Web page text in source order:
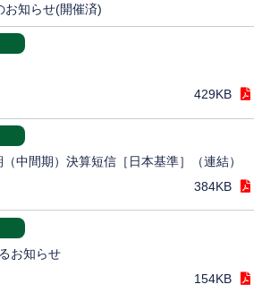
お知らせ(開催済)
429KB
中間期）決算短信［日本基準］（連結）
384KB
お知らせ
154KB